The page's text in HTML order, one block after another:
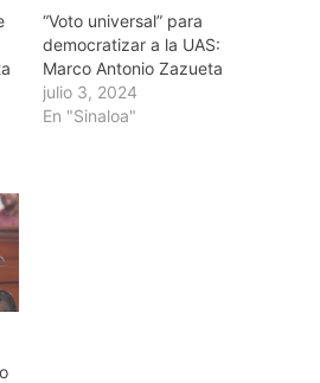
“Voto universal” para
democratizar a la UAS:
Marco Antonio Zazueta
julio 3, 2024
En "Sinaloa"